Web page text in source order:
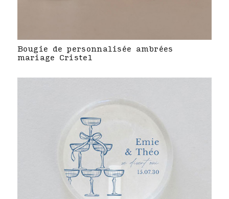
Bougie de personnalisée ambrées
mariage Cristel